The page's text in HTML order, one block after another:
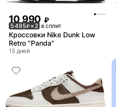
10 990 ₽
5 495₽× 2 в сплит
Кроссовки Nike Dunk Low
Retro "Panda"
15 дней